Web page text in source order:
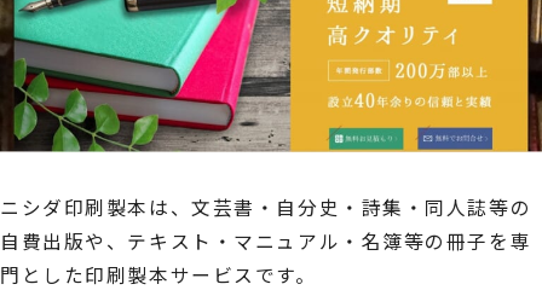
ニシダ印刷製本は、文芸書・自分史・詩集・同人誌等の
自費出版や、テキスト・マニュアル・名簿等の冊子を専
門とした印刷製本サービスです。